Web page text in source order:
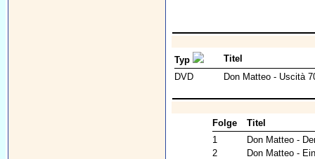
Typ
Titel
DVD
Don Matteo - Uscità
Folge
Titel
1
Don Matteo -
2
Don Matteo -